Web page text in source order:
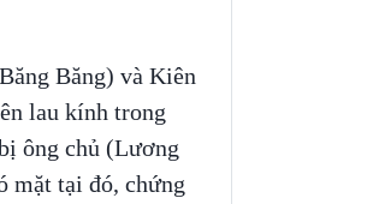
Băng) và Kiên
lau kính trong
ông chủ (Lương
mặt tại đó, chứng